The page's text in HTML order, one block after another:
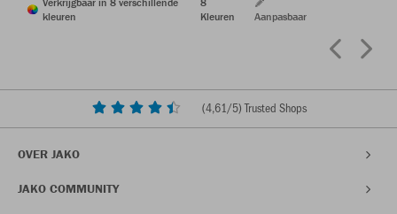
kleuren
Kleuren
Aanpasbaar
(4,61/5) Trusted Shops
OVER JAKO
JAKO COMMUNITY